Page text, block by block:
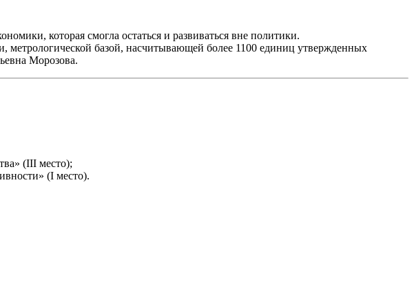
которая смогла остаться и развиваться вне политики.
базой, насчитывающей более 1100 единиц утвержденных
Морозова.
(III место);
(I место).